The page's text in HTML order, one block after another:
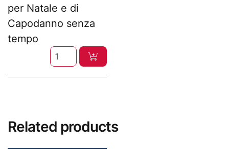
per Natale e di
Capodanno senza
tempo
Related products